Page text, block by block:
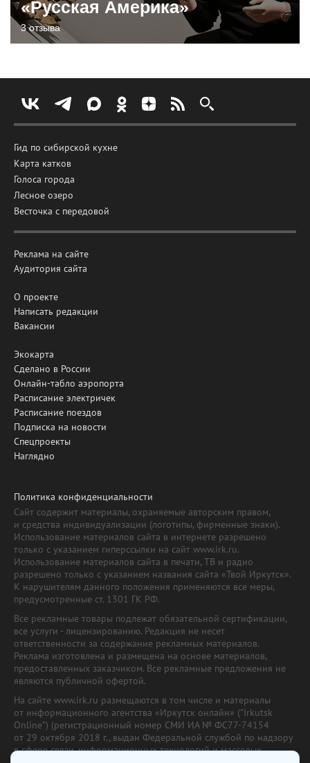
«Русская Америка»
3 отзыва
Гид по сибирской кухне
Карта катков
Голоса города
Лесное озеро
Весточка с передовой
Реклама на сайте
Аудитория сайта
О проекте
Написать редакции
Вакансии
Экокарта
Сделано в России
Онлайн-табло аэропорта
Расписание электричек
Расписание поездов
Подписка на новости
Спецпроекты
Наглядно
Политика конфиденциальности
Сайт содержит материалы, охраняемые авторским правом,
и средства индивидуализации (логотипы, фирменные знаки).
Использование материалов сайта в интернете разрешено
только с указанием гиперссылки на сайт www.irk.ru.
Использование материалов сайта в печати, ТВ и радио
разрешено только с указанием названия сайта «Твой Иркутск».
К нарушителям данного положения применяются все меры,
предусмотренные ст. 1301 ГК РФ.
Все рекламные товары подлежат обязательной сертификации,
все услуги - лицензированию. Редакция не несет
ответственности за содержание рекламных материалов.
Реклама изготовлена и размещена на основе материалов,
предоставленных заказчиком. Все рекламные предложения не
являются публичной офертой.
На сайте www.irk.ru размещаются в том числе и материалы
от информационного агентства «Иркутск онлайн» ("Irkutsk
Online") (регистрационный номер СМИ ИА № ФС77-74154
от 29 октября 2018 г., выдан Федеральной службой по надзору
в сфере связи, информационных технологий и массовых